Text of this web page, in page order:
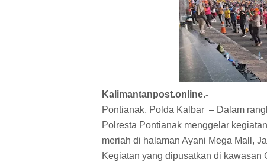
Kalimantanpost.online.-
Pontianak, Polda Kalbar – Dalam
Polresta Pontianak menggelar
meriah di halaman Ayani Mega Mall,
Kegiatan yang dipusatkan di kawasan